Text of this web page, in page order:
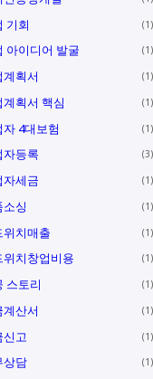
기회 1
아이디어 발굴 1
획서 1
계획서 핵심 1
4대보험 1
자등록 3
자세금 1
싱 1
위치매출 1
위치창업비용 1
스토리 1
산서 1
신고 1
상담 1